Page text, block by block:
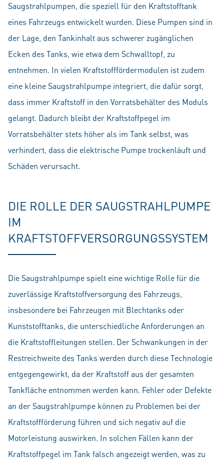
Saugstrahlpumpen, die speziell für den Kraftstofftank
eines Fahrzeugs entwickelt wurden. Diese Pumpen sind in
der Lage, den Tankinhalt aus schwerer zugänglichen
Ecken des Tanks, wie etwa dem Schwalltopf, zu
entnehmen. In vielen Kraftstofffördermodulen ist zudem
eine kleine Saugstrahlpumpe integriert, die dafür sorgt,
dass immer Kraftstoff in den Vorratsbehälter des Moduls
gelangt. Dadurch bleibt der Kraftstoffpegel im
Vorratsbehälter stets höher als im Tank selbst, was
verhindert, dass die elektrische Pumpe trockenläuft und
Schäden verursacht.
DIE ROLLE DER SAUGSTRAHLPUMPE
IM
KRAFTSTOFFVERSORGUNGSSYSTEM
Die Saugstrahlpumpe spielt eine wichtige Rolle für die
zuverlässige Kraftstoffversorgung des Fahrzeugs,
insbesondere bei Fahrzeugen mit Blechtanks oder
Kunststofftanks, die unterschiedliche Anforderungen an
die Kraftstoffleitungen stellen. Der Schwankungen in der
Restreichweite des Tanks werden durch diese Technologie
entgegengewirkt, da der Kraftstoff aus der gesamten
Tankfläche entnommen werden kann. Fehler oder Defekte
an der Saugstrahlpumpe können zu Problemen bei der
Kraftstoffförderung führen und sich negativ auf die
Motorleistung auswirken. In solchen Fällen kann der
Kraftstoffpegel im Tank falsch angezeigt werden, was zu